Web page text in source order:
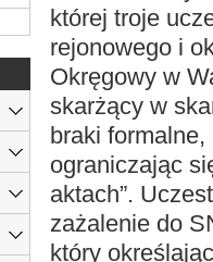
której troje
rejonowego i
Okręgowy w
skarżący w
braki
ograniczając
aktach”.
zażalenie do
który